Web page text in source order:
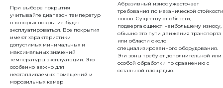
При выборе покрытия
учитывайте диапазон температур
в которых покрытие будет
эксплуатироваться. Все покрытия
имеют характеристики
допустимых минимальных и
максимальных значений
температуры эксплуатации. Это
особенно важно для
неотапливаемых помещений и
морозильных камер
Абразивный износ ужесточает
требования по механической стойкости
полов. Существуют области,
подвергающиеся наибольшему износу,
обычно это пути движения транспорта
или области около
специализированного оборудования.
Эти зоны требуют дополнительной или
особой обработки по сравнению с
остальной площадью.